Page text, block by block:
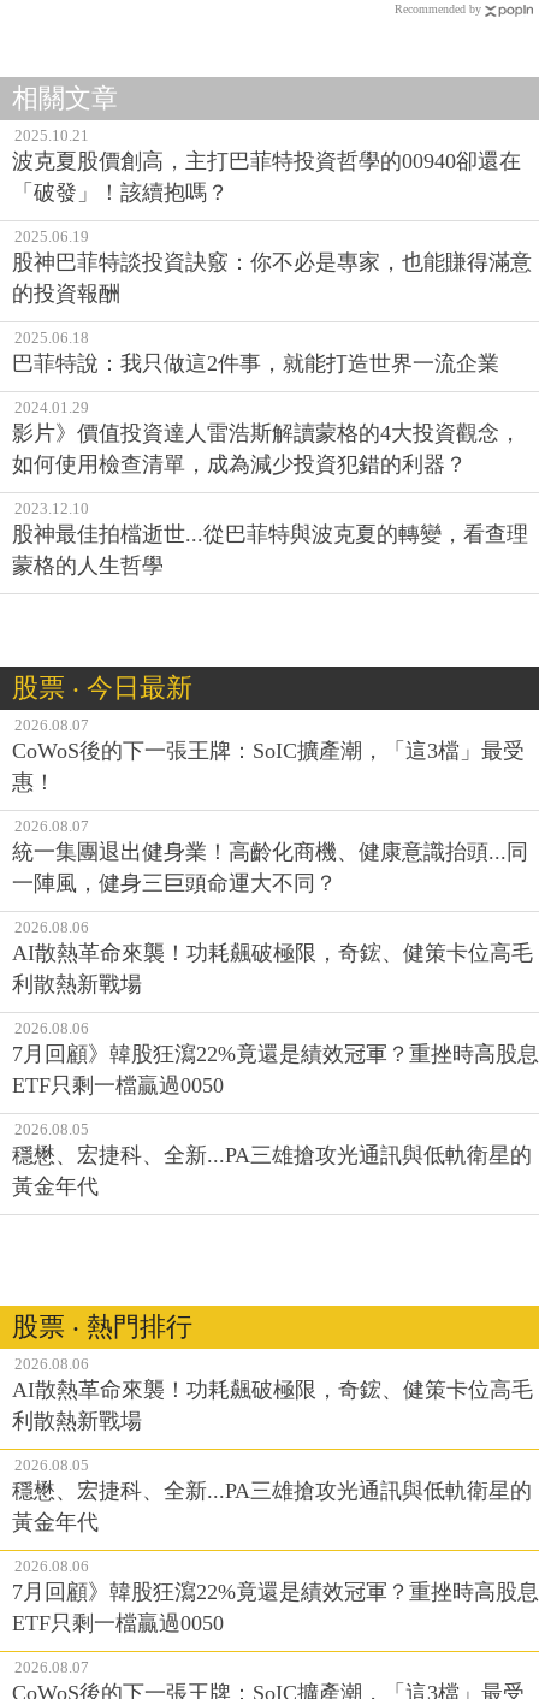
Recommended by
相關文章
2025.10.21
波克夏股價創高，主打巴菲特投資哲學的00940卻還在
「破發」！該續抱嗎？
2025.06.19
股神巴菲特談投資訣竅：你不必是專家，也能賺得滿意
的投資報酬
2025.06.18
巴菲特說：我只做這2件事，就能打造世界一流企業
2024.01.29
影片》價值投資達人雷浩斯解讀蒙格的4大投資觀念，
如何使用檢查清單，成為減少投資犯錯的利器？
2023.12.10
股神最佳拍檔逝世...從巴菲特與波克夏的轉變，看查理
蒙格的人生哲學
股票 ‧ 今日最新
2026.08.07
CoWoS後的下一張王牌：SoIC擴產潮，「這3檔」最受
惠！
2026.08.07
統一集團退出健身業！高齡化商機、健康意識抬頭...同
一陣風，健身三巨頭命運大不同？
2026.08.06
AI散熱革命來襲！功耗飆破極限，奇鋐、健策卡位高毛
利散熱新戰場
2026.08.06
7月回顧》韓股狂瀉22%竟還是績效冠軍？重挫時高股息
ETF只剩一檔贏過0050
2026.08.05
穩懋、宏捷科、全新...PA三雄搶攻光通訊與低軌衛星的
黃金年代
股票 ‧ 熱門排行
2026.08.06
AI散熱革命來襲！功耗飆破極限，奇鋐、健策卡位高毛
利散熱新戰場
2026.08.05
穩懋、宏捷科、全新...PA三雄搶攻光通訊與低軌衛星的
黃金年代
2026.08.06
7月回顧》韓股狂瀉22%竟還是績效冠軍？重挫時高股息
ETF只剩一檔贏過0050
2026.08.07
CoWoS後的下一張王牌：SoIC擴產潮，「這3檔」最受